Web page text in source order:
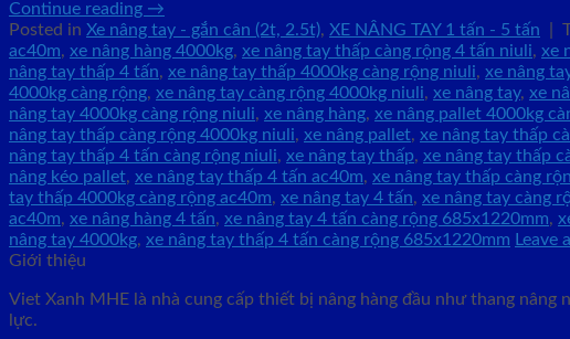
Continue reading →
Posted in Xe nâng tay - gắn cân (2t, 2.5t), XE NÂNG TAY 1 tấn - 5 tấn
ac40m, xe nâng hàng 4000kg, xe nâng tay thấp càng rộng 4 tấn niuli, xe
nâng tay thấp 4 tấn, xe nâng tay thấp 4000kg càng rộng niuli, xe nâng
4000kg càng rộng, xe nâng tay càng rộng 4000kg niuli, xe nâng tay, xe
nâng tay 4000kg càng rộng niuli, xe nâng hàng, xe nâng pallet 4000kg
nâng tay thấp càng rộng 4000kg niuli, xe nâng pallet, xe nâng tay thấp
nâng tay thấp 4 tấn càng rộng niuli, xe nâng tay thấp, xe nâng tay thấp
nâng kéo pallet, xe nâng tay thấp 4 tấn ac40m, xe nâng tay thấp càng
tay thấp 4000kg càng rộng ac40m, xe nâng tay 4 tấn, xe nâng tay càng
ac40m, xe nâng hàng 4 tấn, xe nâng tay 4 tấn càng rộng 685x1220mm,
nâng tay 4000kg, xe nâng tay thấp 4 tấn càng rộng 685x1220mm Leave
Giới thiệu
Viet Xanh MHE là nhà cung cấp thiết bị nâng hàng đầu như thang nâng
lực.